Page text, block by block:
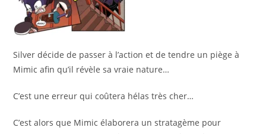
Silver décide de passer à l’action et de tendre un piège à
Mimic afin qu’il révèle sa vraie nature…
C’est une erreur qui coûtera hélas très cher…
C’est alors que Mimic élaborera un stratagème pour